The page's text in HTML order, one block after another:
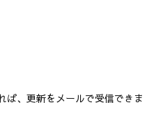
ば、更新をメールで受信できま